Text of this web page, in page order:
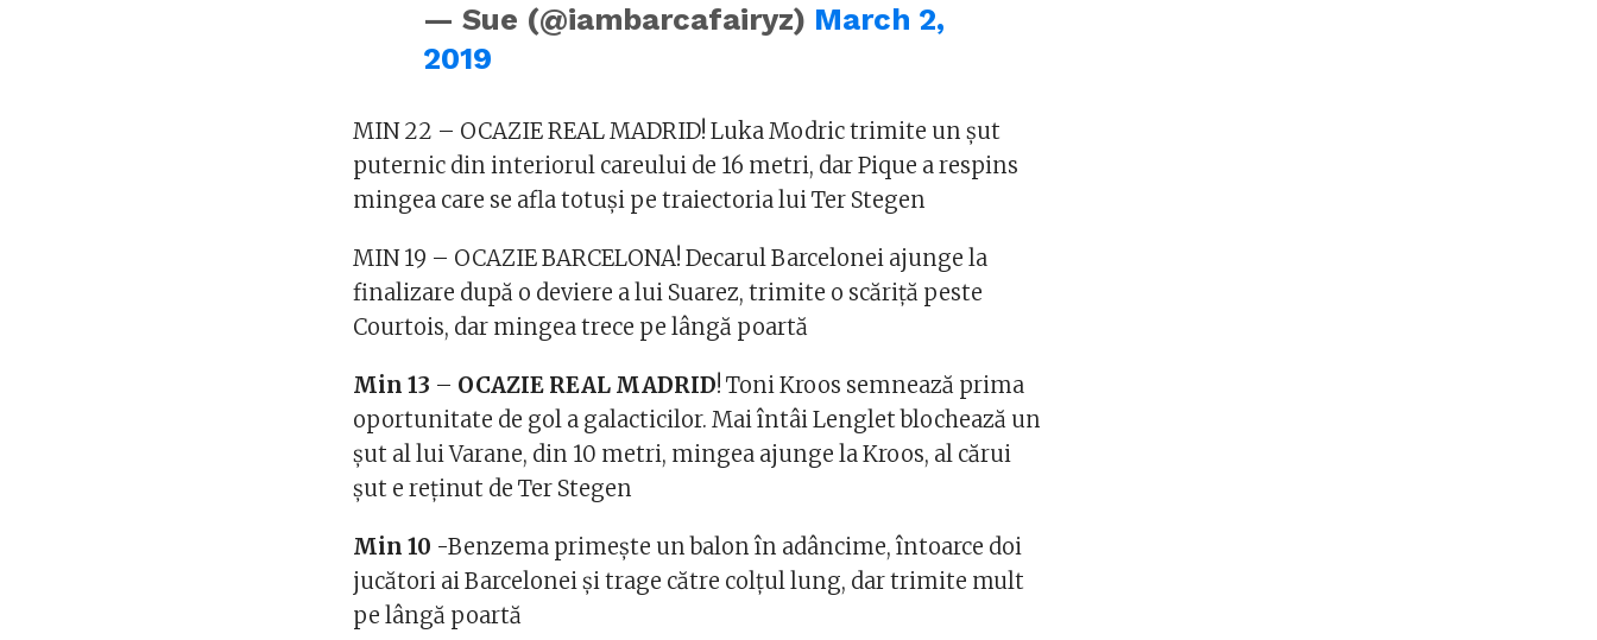
— Sue (@iambarcafairyz) March 2,
2019
MIN 22 – OCAZIE REAL MADRID! Luka Modric trimite un șut
puternic din interiorul careului de 16 metri, dar Pique a respins
mingea care se afla totuși pe traiectoria lui Ter Stegen
MIN 19 – OCAZIE BARCELONA! Decarul Barcelonei ajunge la
finalizare după o deviere a lui Suarez, trimite o scăriță peste
Courtois, dar mingea trece pe lângă poartă
Min 13 – OCAZIE REAL MADRID! Toni Kroos semnează prima
oportunitate de gol a galacticilor. Mai întâi Lenglet blochează un
șut al lui Varane, din 10 metri, mingea ajunge la Kroos, al cărui
șut e reținut de Ter Stegen
Min 10 -Benzema primește un balon în adâncime, întoarce doi
jucători ai Barcelonei și trage către colțul lung, dar trimite mult
pe lângă poartă